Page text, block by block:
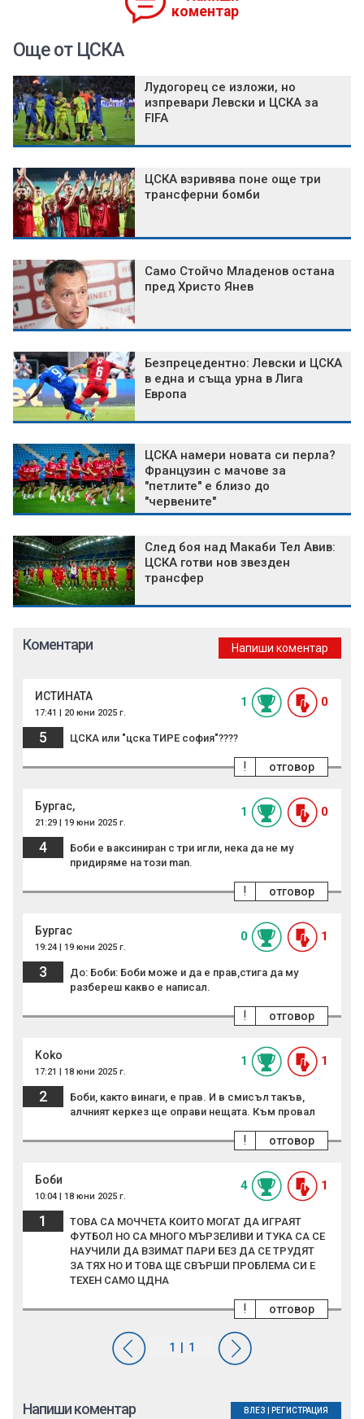
коментар
Още от ЦСКА
Лудогорец се изложи, но
изпревари Левски и ЦСКА за
FIFA
ЦСКА взривява поне още три
трансферни бомби
Само Стойчо Младенов остана
пред Христо Янев
Безпрецедентно: Левски и ЦСКА
в една и съща урна в Лига
Европа
ЦСКА намери новата си перла?
Французин с мачове за
"петлите" е близо до
"червените"
След боя над Макаби Тел Авив:
ЦСКА готви нов звезден
трансфер
Коментари Напиши коментар
ИСТИНАТА
17:41 | 20 юни 2025 г.
1 0
5 ЦСКА или "цска ТИРЕ софия"????
отговор
!
Бургас,
21:29 | 19 юни 2025 г.
1 0
4
Боби е ваксиниран с три игли, нека да не му
придиряме на този man.
отговор
!
Бургас
19:24 | 19 юни 2025 г.
0 1
3
До: Боби: Боби може и да е прав,стига да му
разбереш какво е написал.
отговор
!
Koko
17:21 | 18 юни 2025 г.
1 1
2
Боби, както винаги, е прав. И в смисъл такъв,
алчният керкез ще оправи нещата. Към провал
отговор
!
Боби
10:04 | 18 юни 2025 г.
4 1
1
ТОВА СА МОЧЧЕТА КОИТО МОГАТ ДА ИГРАЯТ
ФУТБОЛ НО СА МНОГО МЪРЗЕЛИВИ И ТУКА СА СЕ
НАУЧИЛИ ДА ВЗИМАТ ПАРИ БЕЗ ДА СЕ ТРУДЯТ
ЗА ТЯХ НО И ТОВА ЩЕ СВЪРШИ ПРОБЛЕМА СИ Е
ТЕХЕН САМО ЦДНА
отговор
!
Напиши коментар ВЛЕЗ РЕГИСТРАЦИЯ